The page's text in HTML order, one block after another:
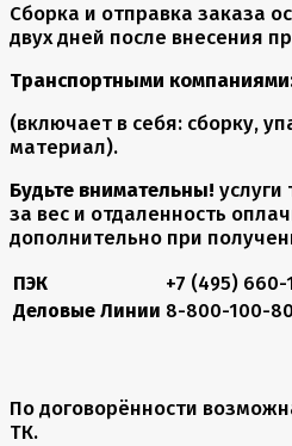
Сборка и отправка заказа
двух дней после внесения
Транспортными
(включает в себя: сборку,
материал).
Будьте внимательны!
за вес и отдаленность
дополнительно при
ПЭК +7 (495) 660-
Деловые Линии 8-800-100-
По договорённости
ТК.